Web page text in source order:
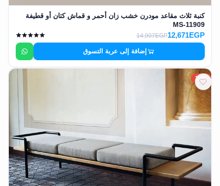
كنبة ثلاث مقاعد مودرن خشب زان أحمر و قماش كتان أو قطيفة
MS-11909
12,671EGP
14,907EGP
إضافة إلى عربة التسوق
15%